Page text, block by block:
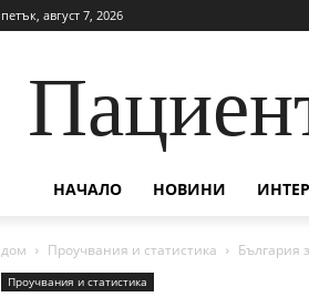
петък, август 7, 2026
НАЧАЛО НОВИНИ
дом Проучвания и статистика България
Проучвания и статистика